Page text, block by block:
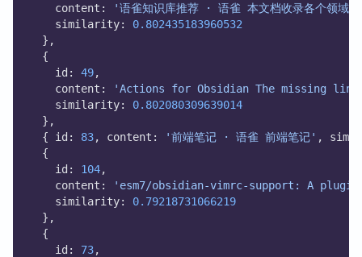
    content:
'语雀知识库推荐 · 语雀 本文档收录各个领域
    similarity:
0.802435183960532
  },
  {
    id:
49,
    content:
'Actions for Obsidian The missing link
    similarity:
0.802080309639014
  },
  { id:
83, content: '前端笔记 · 语雀 前端笔记' ,
  {
    id:
104,
    content:
'esm7/obsidian-vimrc-support: A
    similarity:
0.79218731066219
  },
  {
    id:
73,